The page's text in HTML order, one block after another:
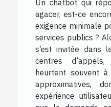
Un chatbot qui
agacer, est-ce
exigence minimale
services publics ?
s’est invitée dans
centres
heurtent souvent
approximatives,
expérience